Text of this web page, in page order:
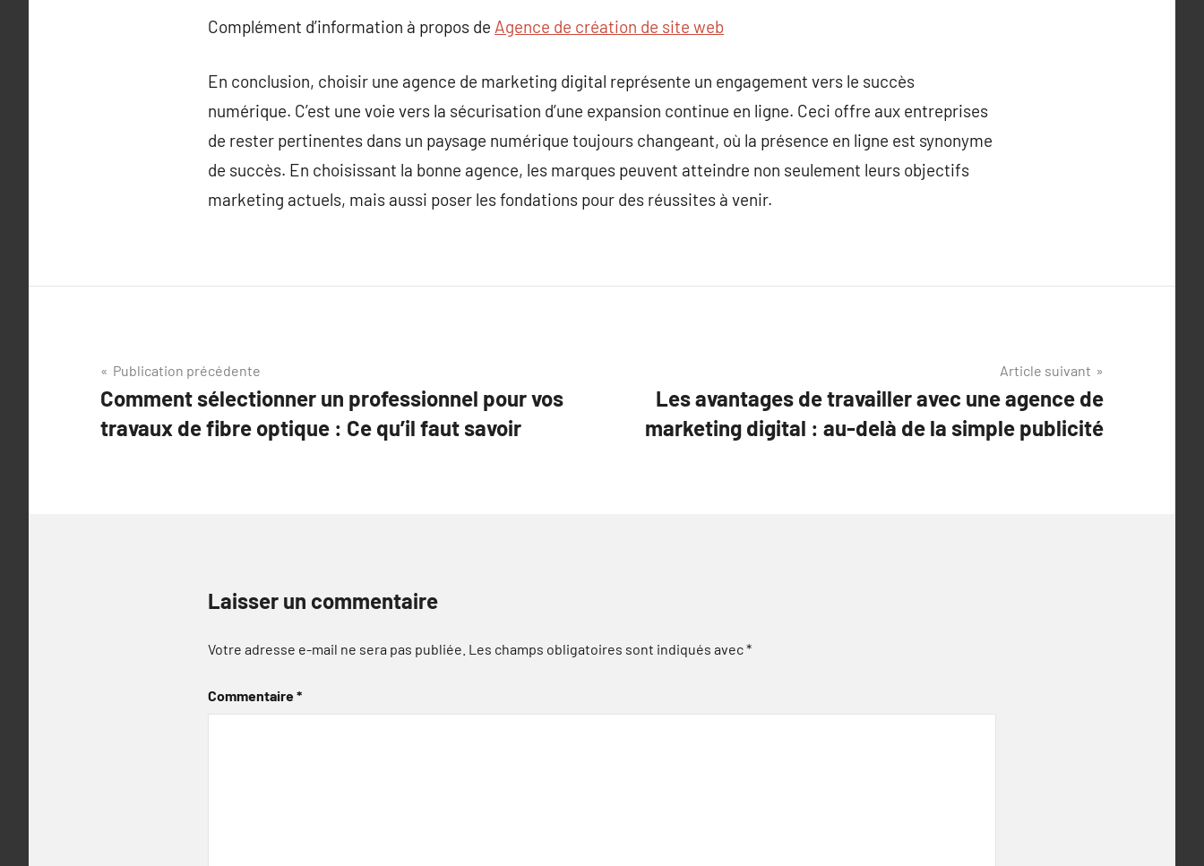
Complément d’information à propos de Agence de création de site web
En conclusion, choisir une agence de marketing digital représente un engagement vers le succès
numérique. C’est une voie vers la sécurisation d’une expansion continue en ligne. Ceci offre aux entreprises
de rester pertinentes dans un paysage numérique toujours changeant, où la présence en ligne est synonyme
de succès. En choisissant la bonne agence, les marques peuvent atteindre non seulement leurs objectifs
marketing actuels, mais aussi poser les fondations pour des réussites à venir.
Navigation
de
l’article
Publication précédente
Comment sélectionner un professionnel pour vos
travaux de fibre optique : Ce qu’il faut savoir
Article suivant
Les avantages de travailler avec une agence de
marketing digital : au-delà de la simple publicité
Laisser un commentaire
Votre adresse e-mail ne sera pas publiée. Les champs obligatoires sont indiqués avec*
Commentaire*